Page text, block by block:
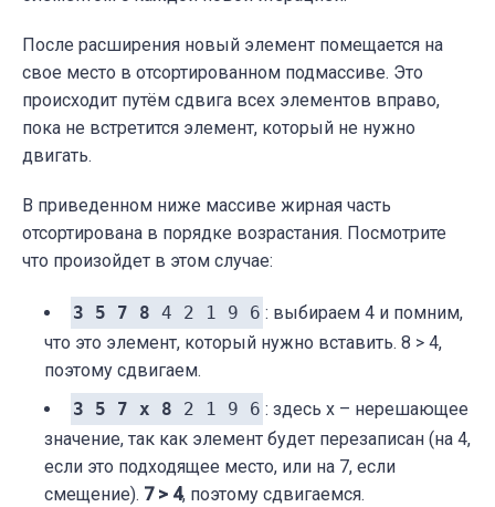
После расширения новый элемент помещается на
свое место в отсортированном подмассиве. Это
происходит путём сдвига всех элементов вправо,
пока не встретится элемент, который не нужно
двигать.
В приведенном ниже массиве жирная часть
отсортирована в порядке возрастания. Посмотрите
что произойдет в этом случае:
3 5 7 8 4 2 1 9 6 : выбираем 4 и помним,
что это элемент, который нужно вставить. 8 > 4,
поэтому сдвигаем.
3 5 7 x 8 2 1 9 6 : здесь x – нерешающее
значение, так как элемент будет перезаписан (на 4,
если это подходящее место, или на 7, если
смещение). 7 > 4, поэтому сдвигаемся.